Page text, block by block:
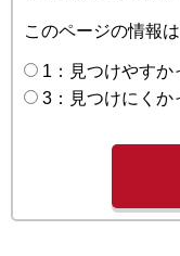
このページの情報
1：見つけやすか
3：見つけにくか